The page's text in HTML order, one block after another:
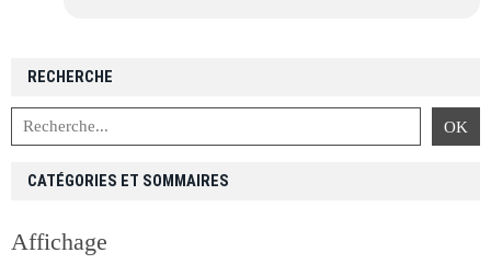
RECHERCHE
CATÉGORIES ET SOMMAIRES
Affichage